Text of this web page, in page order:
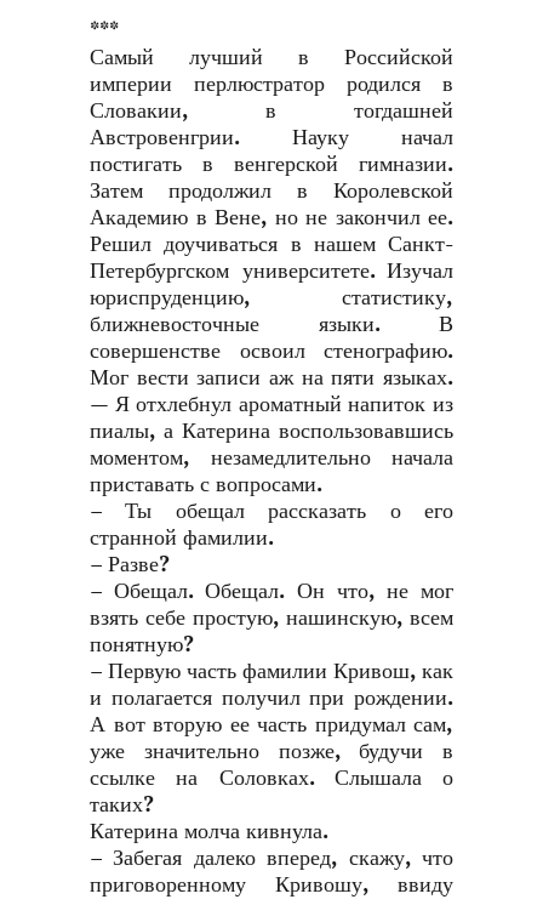
***
Самый лучший в Российской
империи перлюстратор родился в
Словакии, в тогдашней
Австровенгрии. Науку начал
постигать в венгерской гимназии.
Затем продолжил в Королевской
Академию в Вене, но не закончил ее.
Решил доучиваться в нашем Санкт-
Петербургском университете. Изучал
юриспруденцию, статистику,
ближневосточные языки. В
совершенстве освоил стенографию.
Мог вести записи аж на пяти языках.
— Я отхлебнул ароматный напиток из
пиалы, а Катерина воспользовавшись
моментом, незамедлительно начала
приставать с вопросами.
– Ты обещал рассказать о его
странной фамилии.
– Разве?
– Обещал. Обещал. Он что, не мог
взять себе простую, нашинскую, всем
понятную?
– Первую часть фамилии Кривош, как
и полагается получил при рождении.
А вот вторую ее часть придумал сам,
уже значительно позже, будучи в
ссылке на Соловках. Слышала о
таких?
Катерина молча кивнула.
– Забегая далеко вперед, скажу, что
приговоренному Кривошу, ввиду